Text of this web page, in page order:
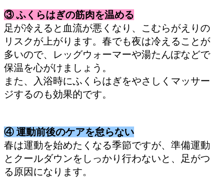
③ ふくらはぎの筋肉を温める
足が冷えると血流が悪くなり、こむらがえりの
リスクが上がります。春でも夜は冷えることが
多いので、レッグウォーマーや湯たんぽなどで
保温を心がけましょう。
また、入浴時にふくらはぎをやさしくマッサー
ジするのも効果的です。
④ 運動前後のケアを怠らない
春は運動を始めたくなる季節ですが、準備運動
とクールダウンをしっかり行わないと、足がつ
る原因になります。